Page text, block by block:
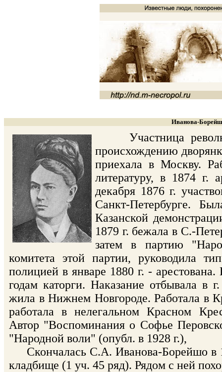
Иванова-
Участница
происхождению
приехала в Москву.
литературу, в 1874 г.
декабря 1876 г.
Санкт-Петербурге.
Казанской
1879 г. бежала в С.-
затем в партию
комитета этой партии, руководила
полицией в январе 1880 г. -
годам каторги. Наказание отбывала в
жила в Нижнем Новгороде. Работала в
работала в нелегальном Красном
Автор "Воспоминания о Софье
"Народной воли" (опубл. в 1928 г.),
Скончалась С.А. Иванова-Борейшо в
кладбище (1 уч. 45 ряд). Рядом с ней